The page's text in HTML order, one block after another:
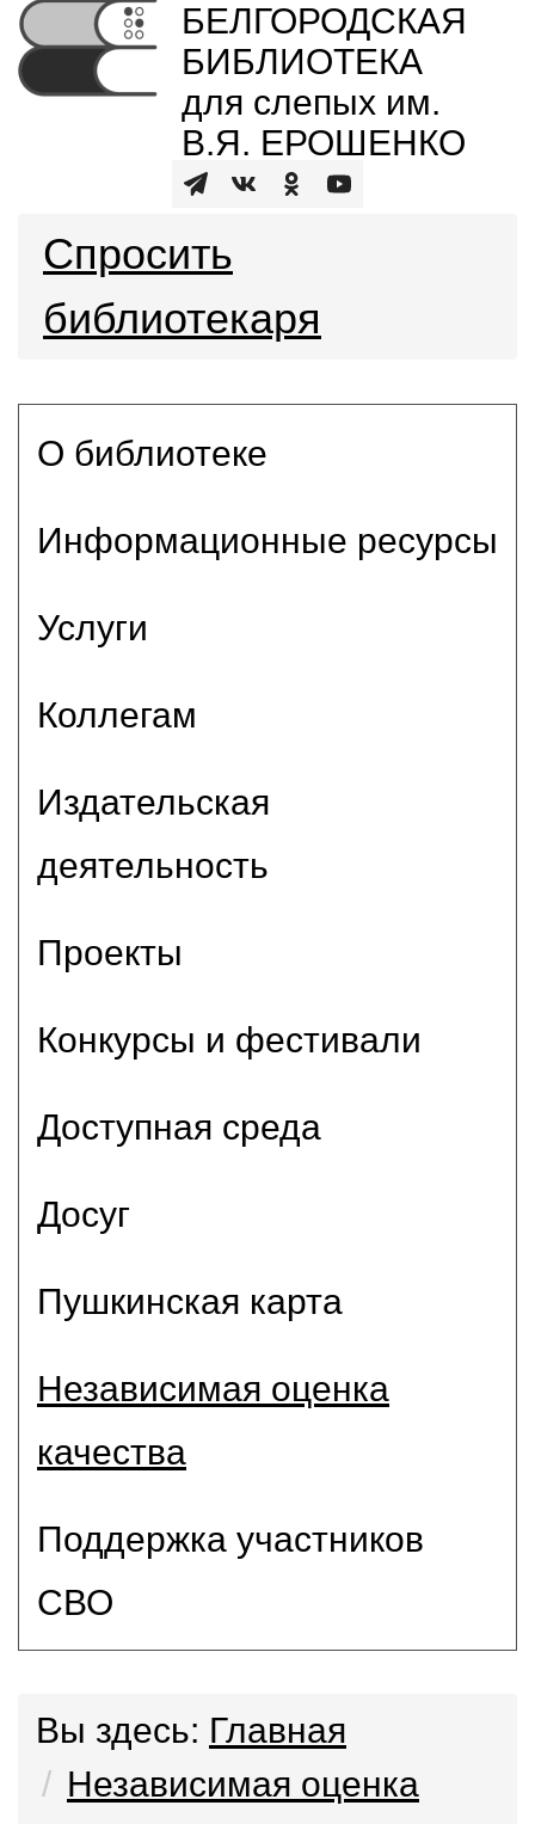
БЕЛГОРОДСКАЯ
БИБЛИОТЕКА
для слепых им.
В.Я. ЕРОШЕНКО
Спросить
библиотекаря
О библиотеке
Информационные ресурсы
Услуги
Коллегам
Издательская
деятельность
Проекты
Конкурсы и фестивали
Доступная среда
Досуг
Пушкинская карта
Независимая оценка
качества
Поддержка участников
СВО
Вы здесь: Главная
Независимая оценка